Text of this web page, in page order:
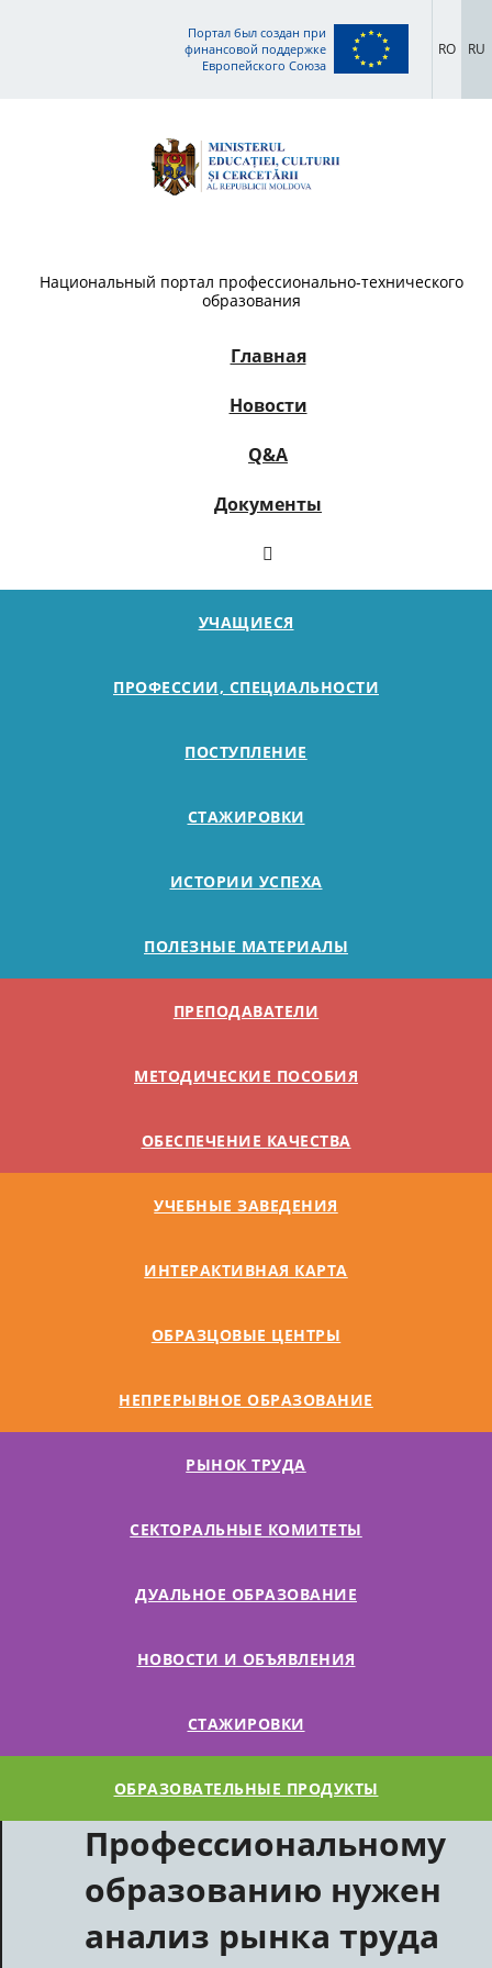
Портал был создан при
финансовой поддержке
Европейского Союза
RO RU
Национальный портал профессионально-технического
образования
Главная
Новости
Q&A
Документы
УЧАЩИЕСЯ
ПРОФЕССИИ, СПЕЦИАЛЬНОСТИ
ПОСТУПЛЕНИЕ
СТАЖИРОВКИ
ИСТОРИИ УСПЕХА
ПОЛЕЗНЫЕ МАТЕРИАЛЫ
ПРЕПОДАВАТЕЛИ
МЕТОДИЧЕСКИЕ ПОСОБИЯ
ОБЕСПЕЧЕНИЕ КАЧЕСТВА
УЧЕБНЫЕ ЗАВЕДЕНИЯ
ИНТЕРАКТИВНАЯ КАРТА
ОБРАЗЦОВЫЕ ЦЕНТРЫ
НЕПРЕРЫВНОЕ ОБРАЗОВАНИЕ
РЫНОК ТРУДА
СЕКТОРАЛЬНЫЕ КОМИТЕТЫ
ДУАЛЬНОЕ ОБРАЗОВАНИЕ
НОВОСТИ И ОБЪЯВЛЕНИЯ
СТАЖИРОВКИ
ОБРАЗОВАТЕЛЬНЫЕ ПРОДУКТЫ
Профессиональному
образованию нужен
анализ рынка труда